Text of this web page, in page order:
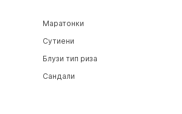
Маратонки
Сутиени
Блузи тип риза
Сандали